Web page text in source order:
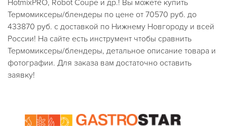
HotmixPRO, Robot Coupe и др.! Вы можете купить
Термомиксеры/блендеры по цене от 70570 руб. до
433870 руб. с доставкой по Нижнему Новгороду и всей
России! На сайте есть инструмент чтобы сравнить
Термомиксеры/блендеры, детальное описание товара и
фотографии. Для заказа вам достаточно оставить
заявку!